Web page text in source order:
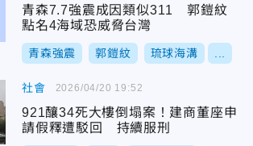
青森7.7強震成因類似311 郭鎧紋
點名4海域恐威脅台灣
青森強震 郭鎧紋 琉球海溝
社會
921釀34死大樓倒塌案！建商董座申
請假釋遭駁回 持續服刑
2026/04/20 19:52